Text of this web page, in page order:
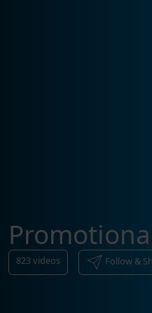
823videos Follow &